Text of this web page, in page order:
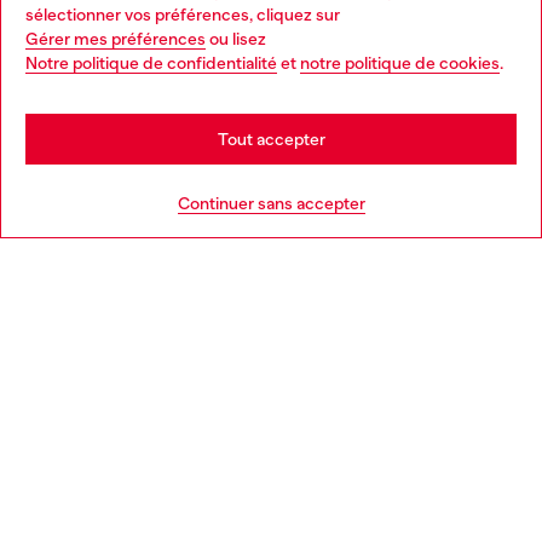
sélectionner vos préférences, cliquez sur
Gérer mes préférences ou lisez
Notre politique de confidentialitéet notre politique de cookies.
Continuer sans accepter
Tout accepter
En savoir plus
Choose your location
You are currently browsing France website, but it seems you
may be based in United States